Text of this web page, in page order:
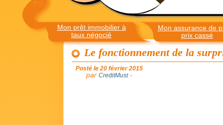
Mon prêt immobilier à
taux négocié
Mon assurance de
prix cassé
Le fonctionnement de la
Posté le 20 février 2015
par CreditMust-